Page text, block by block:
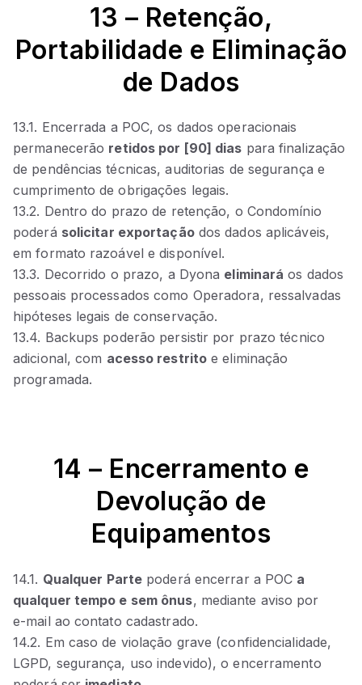
13 – Retenção,
Portabilidade e Eliminação
de Dados
13.1. Encerrada a POC, os dados operacionais
permanecerão retidos por [90] dias para finalização
de pendências técnicas, auditorias de segurança e
cumprimento de obrigações legais.
13.2. Dentro do prazo de retenção, o Condomínio
poderá solicitar exportaçãodos dados aplicáveis,
em formato razoável e disponível.
13.3. Decorrido o prazo, a Dyona eliminará os dados
pessoais processados como Operadora, ressalvadas
hipóteses legais de conservação.
13.4. Backups poderão persistir por prazo técnico
adicional, com acesso restrito e eliminação
programada.
14 – Encerramento e
Devolução de
Equipamentos
14.1. Qualquer Parte poderá encerrar a POC a
qualquer tempo e sem ônus, mediante aviso por
e‑mail ao contato cadastrado.
14.2. Em caso de violação grave (confidencialidade,
LGPD, segurança, uso indevido), o encerramento